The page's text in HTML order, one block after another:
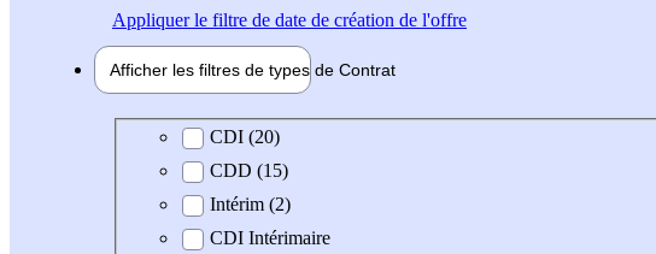
Appliquerle filtre de date de création de l'offre
Afficher les filtres de types de Contrat
Type de contratCDI (20)
CDD (15)
Intérim (2)
CDI Intérimaire